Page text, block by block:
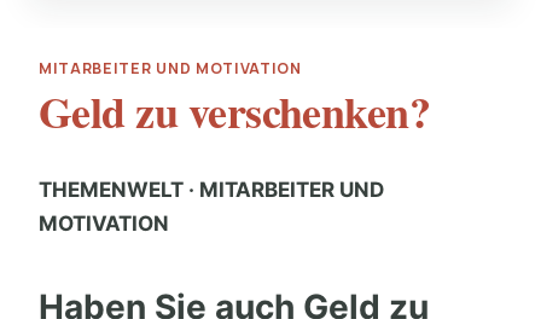
MITARBEITER UND MOTIVATION
Geld zu verschenken?
THEMENWELT · MITARBEITER UND
MOTIVATION
Haben Sie auch Geld zu